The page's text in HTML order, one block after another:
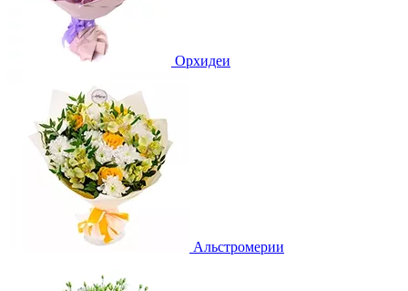
Орхидеи
Альстромерии